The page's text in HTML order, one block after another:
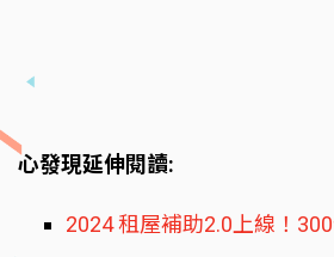
心發現延伸閱讀:
2024 租屋補助2.0上線！